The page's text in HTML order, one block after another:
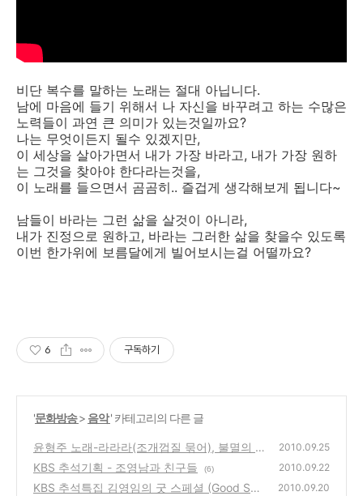
비단 복수를 말하는 노래는 절대 아닙니다.
남에 마음에 들기 위해서 나 자신을 바꾸려고 하는 수많은
노력들이 과연 큰 의미가 있는것일까요?
나는 무엇이든지 될수 있겠지만,
이 세상을 살아가면서 내가 가장 바라고, 내가 가장 원하
는 그것을 찾아야 한다라는것을,
이 노래를 들으면서 곰곰히.. 즐겁게 생각해보게 됩니다~
남들이 바라는 그런 삶을 살것이 아니라,
내가 진정으로 원하고, 바라는 그러한 삶을 찾을수 있도록
이번 한가위에 보름달에게 빌어보시는걸 어떨까요?
6 구독하기
'문화방송> 음악' 카테고리의 다른 글
윤형주 노래-라라라(조개껍질 묶어), 불멸의 M
T송 (음악듣기)
(2)
2010.09.25
KBS 추석기획 - 조영남과 친구들 (6) 2010.09.22
KBS 추석특집 김영임의 굿 스페셜 (Good Spe
2010.09.20